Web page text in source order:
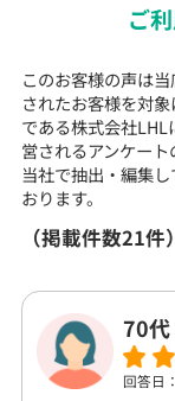
ご
このお客様の声は
されたお客様を対象
である株式会社LHL
営されるアンケート
当社で抽出・編集し
おります。
（掲載件数21件）
70代
回答日